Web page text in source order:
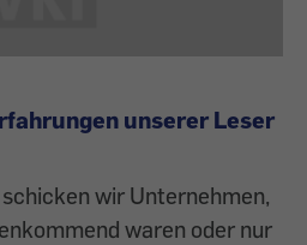
unserer Leser
wir Unternehmen,
waren oder nur